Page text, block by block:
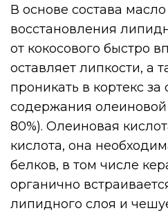
В основе состава
восстановления
от кокосового быстро
оставляет липкости, а
проникать в кортекс за
содержания олеиновой
80%). Олеиновая
кислота, она
белков, в том числе
органично
липидного слоя и